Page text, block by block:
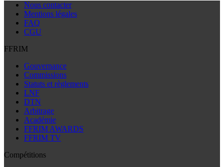
Nous contacter
Mentions légales
FAQ
CGU
FFRIM
Gouvernance
Commissions
Statuts et règlements
LNF
DTN
Arbitrage
Académie
FFRIM AWARDS
FFRIM TV
Compétitions